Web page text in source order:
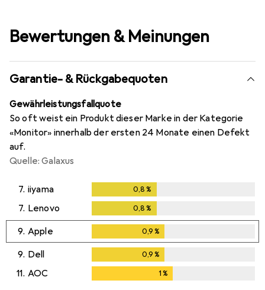
Bewertungen & Meinungen
Garantie- & Rückgabequoten
Gewährleistungsfallquote
So oft weist ein Produkt dieser Marke in der Kategorie
«Monitor» innerhalb der ersten 24 Monate einen Defekt
auf.
Quelle: Galaxus
7. iiyama 0,8%
7. Lenovo 0,8%
9. Apple 0,9%
9. Dell 0,9%
11. AOC 1%